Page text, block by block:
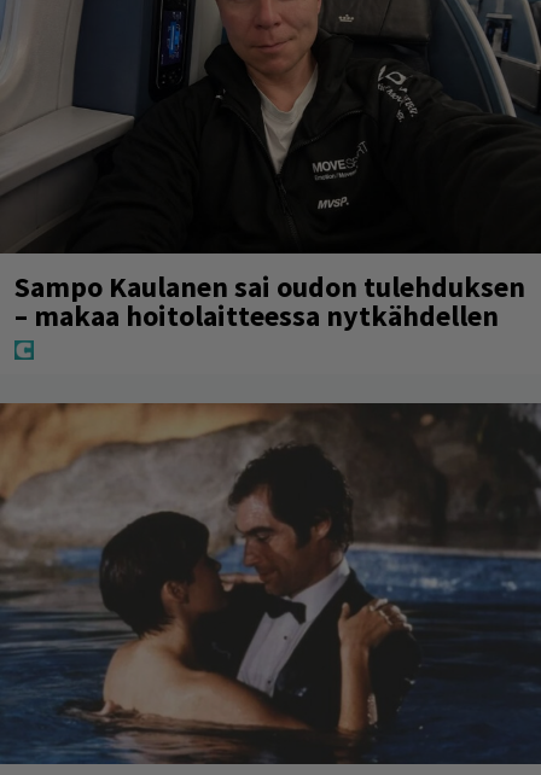
Sampo Kaulanen sai oudon tulehduksen
– makaa hoitolaitteessa nytkähdellen